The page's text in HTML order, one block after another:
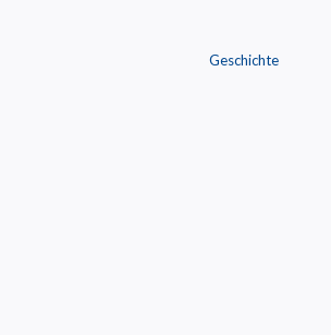
Geschichte